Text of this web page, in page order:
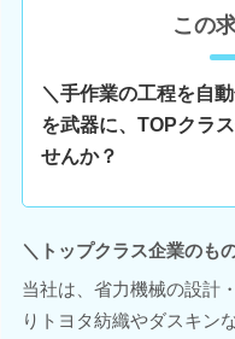
この
＼手作業の工程を自
を武器に、TOPクラ
せんか？
＼トップクラス企業のも
当社は、省力機械の設計
りトヨタ紡織やダスキン